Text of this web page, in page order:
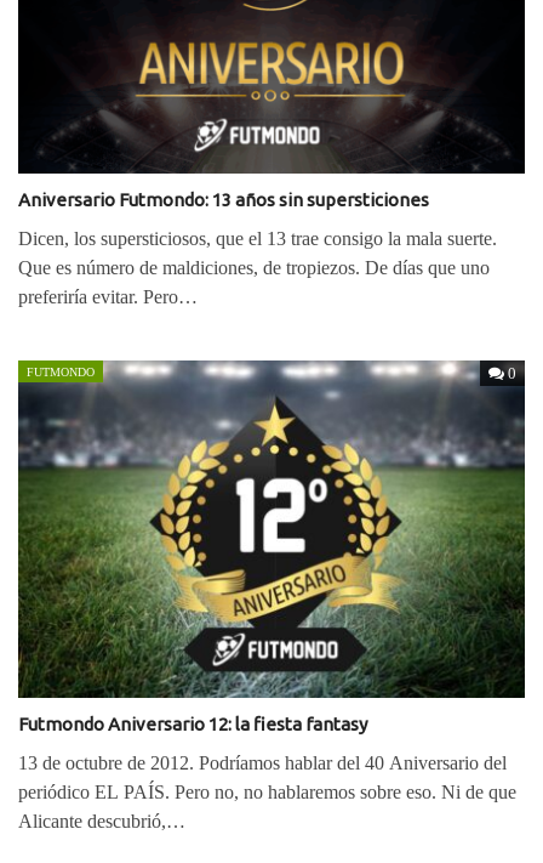
Aniversario Futmondo: 13 años sin supersticiones
Dicen, los supersticiosos, que el 13 trae consigo la mala suerte.
Que es número de maldiciones, de tropiezos. De días que uno
preferiría evitar. Pero…
0
FUTMONDO
Futmondo Aniversario 12: la fiesta fantasy
13 de octubre de 2012. Podríamos hablar del 40 Aniversario del
periódico EL PAÍS. Pero no, no hablaremos sobre eso. Ni de que
Alicante descubrió,…